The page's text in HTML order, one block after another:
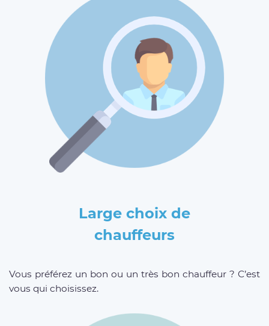
Large choix de
chauffeurs
Vous préférez un bon ou un très bon chauffeur ? C’est
vous qui choisissez.